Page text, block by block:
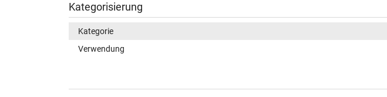
Kategorisierung
Kategorie
Verwendung